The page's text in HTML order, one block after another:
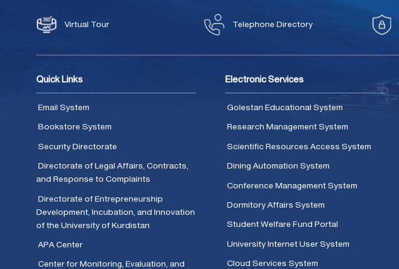
Virtual Tour Telephone Directory
Quick Links
Email System
Bookstore System
Security Directorate
Directorate of Legal Affairs, Contracts,
and Response to Complaints
Directorate of Entrepreneurship
Development, Incubation, and Innovation
of the University of Kurdistan
APA Center
Center for Monitoring, Evaluation, and
Electronic Services
Golestan Educational System
Research Management System
Scientific Resources Access System
Dining Automation System
Conference Management System
Dormitory Affairs System
Student Welfare Fund Portal
University Internet User System
Cloud Services System